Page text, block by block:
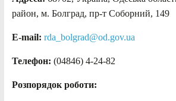
район, м. Болград, пр-т Соборний, 149
E-mail: rda_bolgrad@od.gov.ua
Телефон: (04846) 4-24-82
Розпорядок роботи: